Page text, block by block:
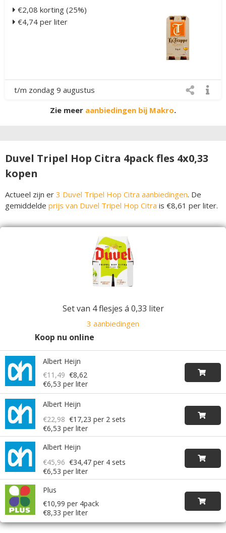
€2,08 korting (25%)
€4,74 per liter
t/m zondag 9 augustus
Zie meer aanbiedingen bij Makro.
Duvel Tripel Hop Citra 4pack fles 4x0,33
kopen
Actueel zijn er 3 Duvel Tripel Hop Citra aanbiedingen. De
gemiddelde prijs van Duvel Tripel Hop Citra is €8,61 per liter.
Set van 4 flesjes á 0,33 liter
3 aanbiedingen
Koop nu online
Albert Heijn
€11,49 €8,62
€6,53 per liter
Albert Heijn
€22,98 €17,23 per 2 sets
€6,53 per liter
Albert Heijn
€45,96 €34,47 per 4 sets
€6,53 per liter
Plus
€10,99 per 4pack
€8,33 per liter